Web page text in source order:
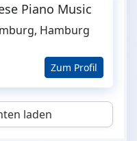
Piano Music
Hamburg
Zum Profil
laden